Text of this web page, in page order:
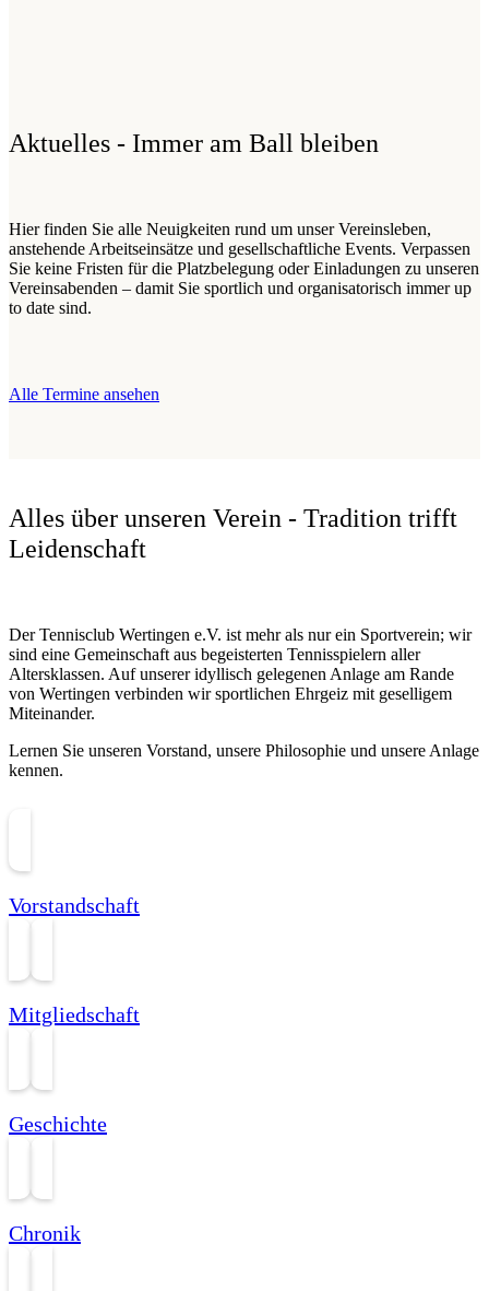
Aktuelles - Immer am Ball bleiben
Hier finden Sie alle Neuigkeiten rund um unser Vereinsleben,
anstehende Arbeitseinsätze und gesellschaftliche Events. Verpassen
Sie keine Fristen für die Platzbelegung oder Einladungen zu unseren
Vereinsabenden – damit Sie sportlich und organisatorisch immer up
to date sind.
Alle Termine ansehen
Alles über unseren Verein - Tradition trifft
Leidenschaft
Der Tennisclub Wertingen e.V. ist mehr als nur ein Sportverein; wir
sind eine Gemeinschaft aus begeisterten Tennisspielern aller
Altersklassen. Auf unserer idyllisch gelegenen Anlage am Rande
von Wertingen verbinden wir sportlichen Ehrgeiz mit geselligem
Miteinander.
Lernen Sie unseren Vorstand, unsere Philosophie und unsere Anlage
kennen.
Vorstandschaft
Mitgliedschaft
Geschichte
Chronik